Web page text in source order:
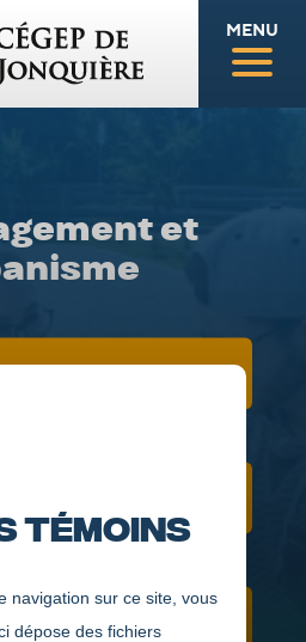
témoins
navigation sur ce site, vous
dépose des fichiers
MENU
et
D'ADMISSION